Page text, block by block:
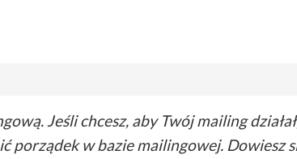
Jeśli chcesz, aby Twój mailing
porządek w bazie mailingowej. Dowiesz